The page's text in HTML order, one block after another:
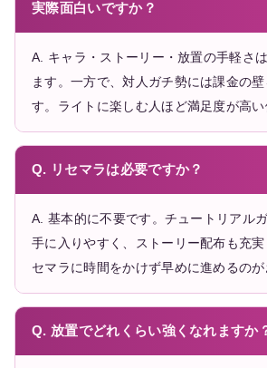
実際面白いですか？
A. キャラ・ストーリー・放置の手軽さ
ます。一方で、対人ガチ勢には課金の
す。ライトに楽しむ人ほど満足度が高い
Q. リセマラは必要ですか？
A. 基本的に不要です。チュートリアル
手に入りやすく、ストーリー配布も充
セマラに時間をかけず早めに進めるのが
Q. 放置でどれくらい強くなれますか